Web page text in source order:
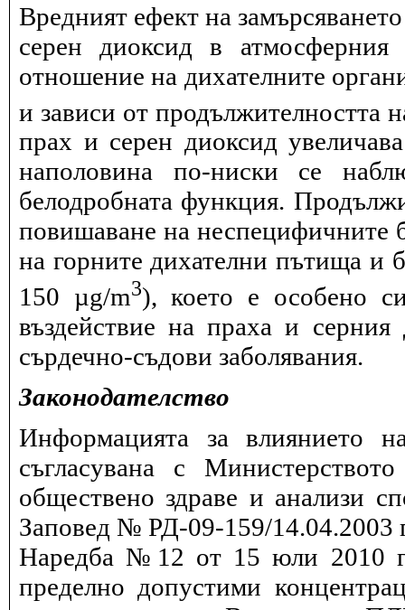
Вредният ефект на
серен диоксид в атмосферния
отношение на дихателните
и зависи от продължителността
прах и серен диоксид
наполовина по-ниски се
белодробната функция.
повишаване на неспецифичните
на горните дихателни пътища и
150 µg/m3), което е особено
въздействие на праха и
сърдечно-съдови заболявания.
Законодателство
Информацията за влиянието
съгласувана с
обществено здраве и анализи
Заповед № РД-09-159/14.04.2003
Наредба №12 от 15 юли 2010
пределно допустими